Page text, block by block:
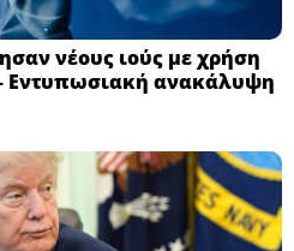
νέους ιούς με χρήση
Εντυπωσιακή ανακάλυψη